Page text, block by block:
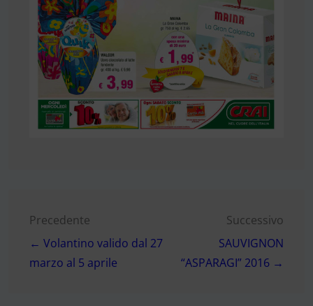
Navigazione
articoli
Precedente
← Volantino valido dal 27
marzo al 5 aprile
Successivo
SAUVIGNON
“ASPARAGI” 2016 →